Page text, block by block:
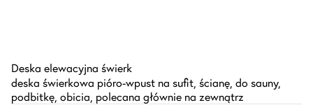
Deska elewacyjna świerk
deska świerkowa pióro-wpust na sufit, ścianę, do sauny,
podbitkę, obicia, polecana głównie na zewnątrz